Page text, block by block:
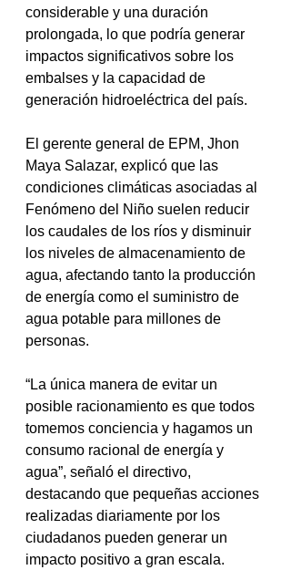
considerable y una duración
prolongada, lo que podría generar
impactos significativos sobre los
embalses y la capacidad de
generación hidroeléctrica del país.
El gerente general de EPM, Jhon
Maya Salazar, explicó que las
condiciones climáticas asociadas al
Fenómeno del Niño suelen reducir
los caudales de los ríos y disminuir
los niveles de almacenamiento de
agua, afectando tanto la producción
de energía como el suministro de
agua potable para millones de
personas.
“La única manera de evitar un
posible racionamiento es que todos
tomemos conciencia y hagamos un
consumo racional de energía y
agua”, señaló el directivo,
destacando que pequeñas acciones
realizadas diariamente por los
ciudadanos pueden generar un
impacto positivo a gran escala.